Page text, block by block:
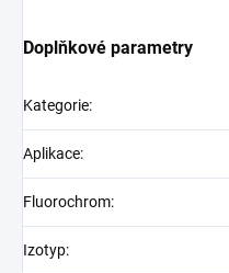
Doplňkové parametry
Kategorie:
Aplikace:
Fluorochrom:
Izotyp: